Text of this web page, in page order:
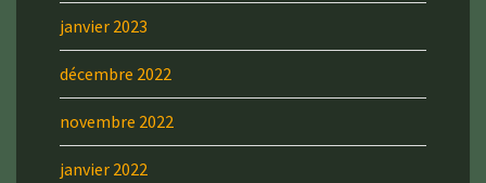
janvier 2023
décembre 2022
novembre 2022
janvier 2022